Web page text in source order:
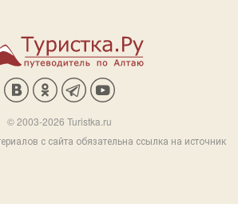
© 2003-2026 Turistka.ru
с сайта обязательна ссылка на источник